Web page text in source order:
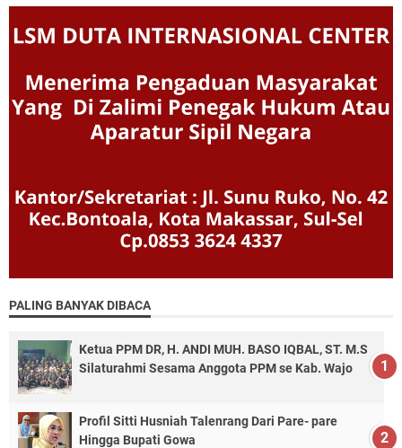
PALING BANYAK DIBACA
Ketua PPM DR, H. ANDI MUH. BASO IQBAL, ST. M.S
Silaturahmi Sesama Anggota PPM se Kab. Wajo
Profil Sitti Husniah Talenrang Dari Pare- pare
Hingga Bupati Gowa